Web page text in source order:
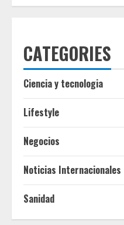
CATEGORIES
Ciencia y tecnologia
Lifestyle
Negocios
Noticias Internacionales
Sanidad